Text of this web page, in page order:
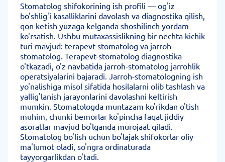
Stomatolog shifokorining ish profili — og'iz
bo'shlig'i kasalliklarini davolash va diagnostika qilish,
qon ketish yuzaga kelganda shoshilinch yordam
ko'rsatish. Ushbu mutaxassislikning bir nechta kichik
turi mavjud: terapevt-stomatolog va jarroh-
stomatolog. Terapevt-stomatolog diagnostika
o'tkazadi, o'z navbatida jarroh-stomatolog jarrohlik
operatsiyalarini bajaradi. Jarroh-stomatologning ish
yo'nalishiga misol sifatida hosilalarni olib tashlash va
yallig'lanish jarayonlarini davolashni keltirish
mumkin. Stomatologda muntazam ko'rikdan o'tish
muhim, chunki bemorlar ko'pincha faqat jiddiy
asoratlar mavjud bo'lganda murojaat qiladi.
Stomatolog bo'lish uchun bo'lajak shifokorlar oliy
ma'lumot oladi, so'ngra ordinaturada
tayyorgarlikdan o'tadi.